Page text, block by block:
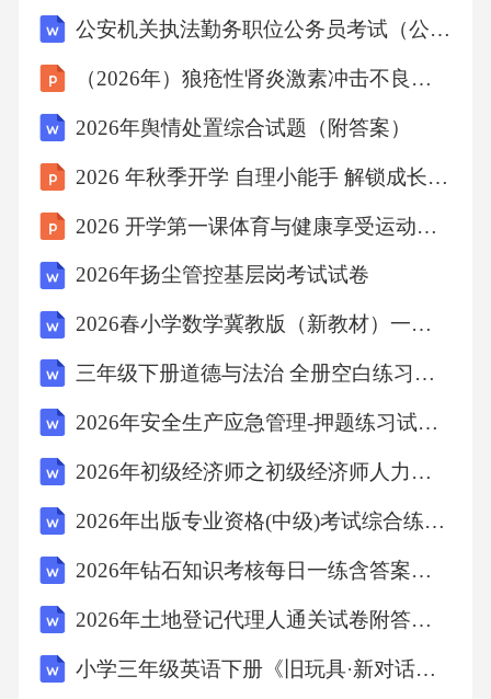
B.个人职业地位与其父母职业地位存在差异的
C.个体在同一职业层级内的横向移动
D.个体从低社会阶层向高社会阶层的纵向移动
【答案】：B
是“结构性流动”（因社会结构变化如产业升级导
致的流动）；选项C是“水平流动”（同一阶层内
的职业变动）；选项D是“垂直流动”（阶层升降
的统称，包括向上或向下）；选项B明确指个体
职业地位与父母不同的流动，符合“代际流动”
（代际传递差异）的定义。因此正确答案为B。
7.下列属于社会学定量研究方法的是？
A.深度访谈
公安机关执法勤务职位公务员考试（公安专业和申论）在线仿真试题库(2025年广东中山市)
（2026年）狼疮性肾炎激素冲击不良反应护理查房课件
2026年舆情处置综合试题（附答案）
2026 年秋季开学 自理小能手 解锁成长新技能
2026 开学第一课体育与健康享受运动增强少年体魄
2026年扬尘管控基层岗考试试卷
2026春小学数学冀教版（新教材）一年级下册 第三单元 不超过100的数与加减法 易错题专项训练试卷附答案
三年级下册道德与法治 全册空白练习卷（期中复习专用）
2026年安全生产应急管理-押题练习试卷含完整答案详解（网校专用）
2026年初级经济师之初级经济师人力资源管理练习试题含完整答案详解【网校专用】
2026年出版专业资格(中级)考试综合练习及参考答案详解（考试直接用）
2026年钻石知识考核每日一练含答案详解（完整版）
2026年土地登记代理人通关试卷附答案详解【培优A卷】
小学三年级英语下册《旧玩具·新对话》单元整体教学设计（导学案）